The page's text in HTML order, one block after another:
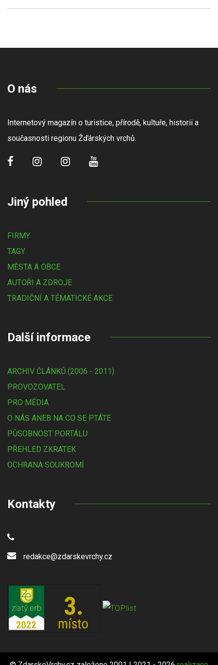
O nás
Internetový magazín o turistice, přírodě, kultuře, historii a
současnosti regionu Žďárských vrchů.
Jiný pohled
FIRMY
TAGY
MĚSTA A OBCE
AUTOŘI A ZDROJE
TRADIČNÍ A TÉMATICKÉ AKCE
Další informace
ARCHIV ČLÁNKŮ (2006 - 2011)
PROVOZOVATEL
PRO MÉDIA
O NÁS ANEB NA CO SE PTÁTE
PŮSOBNOST PORTÁLU
PŘEHLED ZKRATEK
OCHRANA SOUKROMÍ
Kontakty
redakce@zdarskevrchy.cz